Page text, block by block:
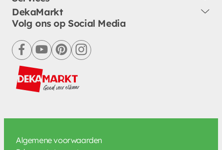
DekaMarkt
Volg ons op Social Media
facebookyoutubepinterestinstagram
Algemene voorwaarden